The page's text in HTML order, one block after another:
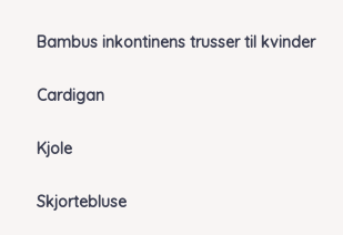
Bambus inkontinens trusser til kvinder
Cardigan
Kjole
Skjortebluse